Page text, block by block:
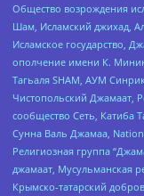
Общество возрождения
Шам, Исламский джихад,
Исламское государство,
ополчение имени К.
Тагьаля SHAM, АУМ
Чистопольский Джамаат,
сообщество Сеть, Катиба
Сунна Валь Джамаа,
Религиозная группа
джамаат, Мусульманская
Крымско-татарский